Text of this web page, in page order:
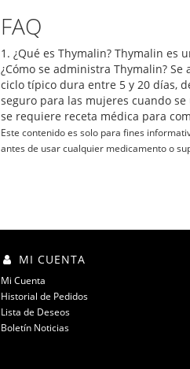
FAQ
1. ¿Qué es Thymalin? Thymalin
¿Cómo se administra Thymalin?
ciclo típico dura entre 5 y 20 días,
seguro para las mujeres cuando
se requiere receta médica para
Este contenido es solo para fines
antes de usar cualquier medicamento o
MI CUENTA
Mi Cuenta
Historial de Pedidos
Lista de Deseos
Boletín Noticias